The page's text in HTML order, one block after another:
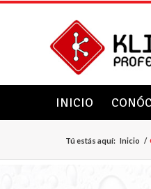
INICIO
Tú estás aquí: Inicio /